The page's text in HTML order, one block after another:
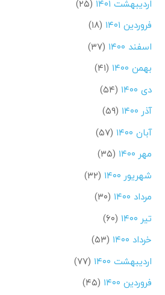
اردیبهشت ۱۴۰۱
(۲۵)
فروردین ۱۴۰۱
(۱۸)
اسفند ۱۴۰۰
(۳۷)
بهمن ۱۴۰۰
(۴۱)
دی ۱۴۰۰
(۵۴)
آذر ۱۴۰۰
(۵۹)
آبان ۱۴۰۰
(۵۷)
مهر ۱۴۰۰
(۳۵)
شهریور ۱۴۰۰
(۳۲)
مرداد ۱۴۰۰
(۳۰)
تیر ۱۴۰۰
(۶۰)
خرداد ۱۴۰۰
(۵۳)
اردیبهشت ۱۴۰۰
(۷۷)
فروردین ۱۴۰۰
(۴۵)